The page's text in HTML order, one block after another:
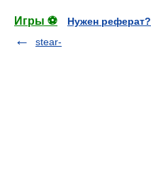
Игры ⚽
Нужен реферат?
stear-